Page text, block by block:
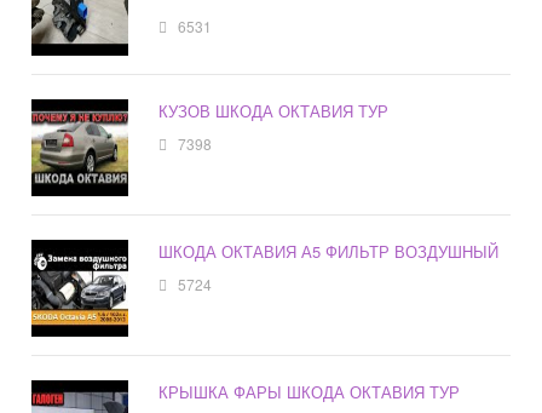
6531
КУЗОВ ШКОДА ОКТАВИЯ ТУР
7398
ШКОДА ОКТАВИЯ А5 ФИЛЬТР ВОЗДУШНЫЙ
5724
КРЫШКА ФАРЫ ШКОДА ОКТАВИЯ ТУР